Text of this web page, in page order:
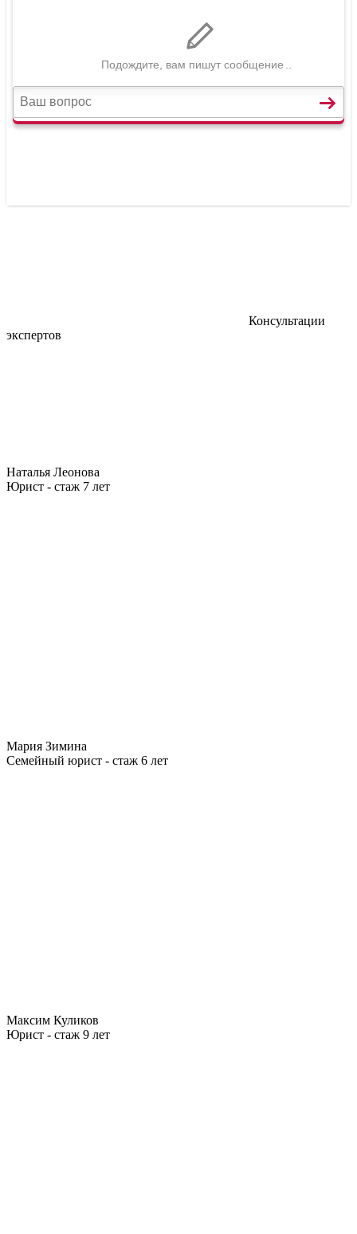
Консультации
экспертов
Наталья Леонова
Юрист - стаж 7 лет
Мария Зимина
Семейный юрист - стаж 6 лет
Максим Куликов
Юрист - стаж 9 лет